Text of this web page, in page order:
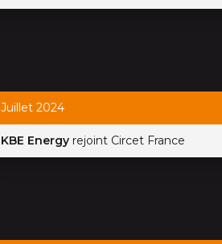
Juillet 2024
KBE Energy rejoint Circet France